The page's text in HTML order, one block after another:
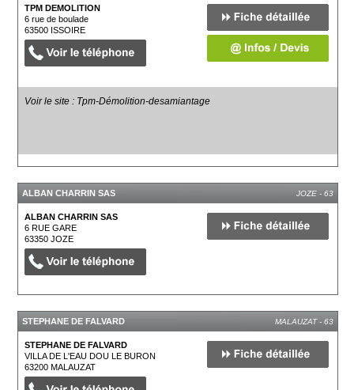
TPM DEMOLITION
6 rue de boulade
63500 ISSOIRE
Voir le site : Tpm-Démolition-desamiantage
ALBAN CHARRIN SAS JOZE - 63
ALBAN CHARRIN SAS
6 RUE GARE
63350JOZE
STEPHANE DE FALVARD MALAUZAT - 63
STEPHANE DE FALVARD
VILLA DE L'EAU DOU LE BURON
63200MALAUZAT